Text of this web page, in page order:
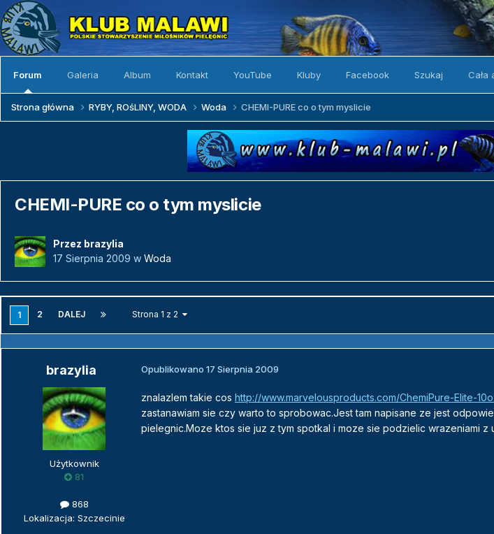
Forum Galeria Album Kontakt YouTube Kluby Facebook Szukaj Cała
Strona główna RYBY, ROśLINY, WODA Woda CHEMI-PURE co o tym myslicie
CHEMI-PURE co o tym myslicie
Przez brazylia
17 Sierpnia 2009 w Woda
1 2 DALEJ Strona 1 z 2
brazylia
Użytkownik
81
868
Lokalizacja: Szczecinie
Opublikowano 17 Sierpnia 2009
znalazlem takie cos http://www.marvelousproducts.com/ChemiPure-Elite-
zastanawiam sie czy warto to sprobowac.Jest tam napisane ze jest
pielegnic.Moze ktos sie juz z tym spotkal i moze sie podzielic wrazeniami z